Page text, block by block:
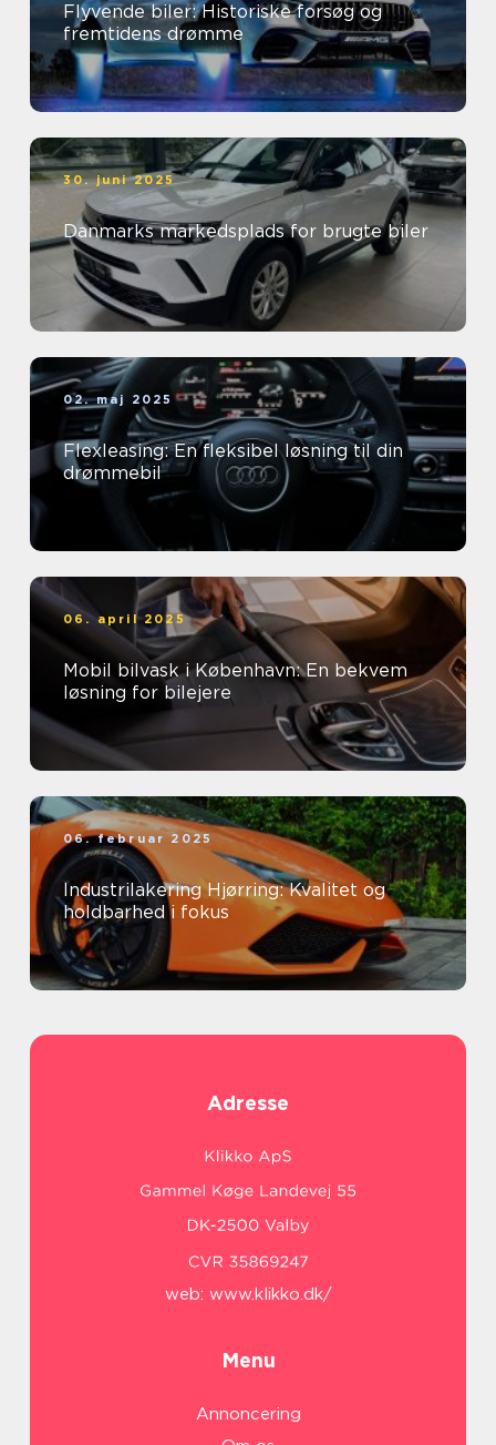
Flyvende biler: Historiske forsøg og
fremtidens drømme
30. juni 2025
Danmarks markedsplads for brugte biler
02. maj 2025
Flexleasing: En fleksibel løsning til din
drømmebil
06. april 2025
Mobil bilvask i København: En bekvem
løsning for bilejere
06. februar 2025
Industrilakering Hjørring: Kvalitet og
holdbarhed i fokus
Adresse
web: www.klikko.dk/
Menu
Annoncering